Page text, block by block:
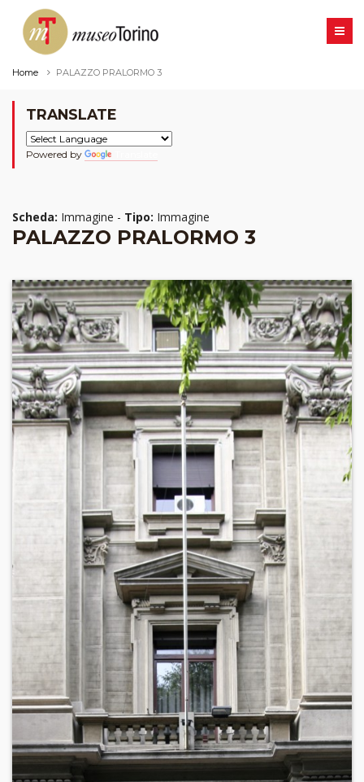
Home PALAZZO PRALORMO 3
TRANSLATE
Powered by
Scheda: Immagine - Tipo: Immagine
PALAZZO PRALORMO 3